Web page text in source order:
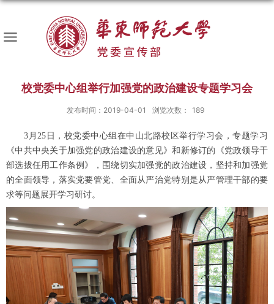
校党委中心组举行加强党的政治建设专题学习会
发布时间：2019-04-01 浏览次数： 189
3月25日，校党委中心组在中山北路校区举行学习会，专题学习
《中共中央关于加强党的政治建设的意见》和新修订的《党政领导干
部选拔任用工作条例》，围绕切实加强党的政治建设，坚持和加强党
的全面领导，落实党要管党、全面从严治党特别是从严管理干部的要
求等问题展开学习研讨。